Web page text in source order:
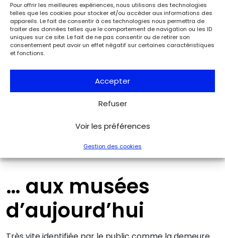
Pour offrir les meilleures expériences, nous utilisons des technologies
telles que les cookies pour stocker et/ou accéder aux informations des
appareils. Le fait de consentir à ces technologies nous permettra de
traiter des données telles que le comportement de navigation ou les ID
uniques sur ce site. Le fait de ne pas consentir ou de retirer son
consentement peut avoir un effet négatif sur certaines caractéristiques
et fonctions.
Accepter
Refuser
Voir les préférences
Gestion des cookies
Le musée Napoléon de l’île d’Aix. © imageBROKER / Alamy
… aux musées
d’aujourd’hui